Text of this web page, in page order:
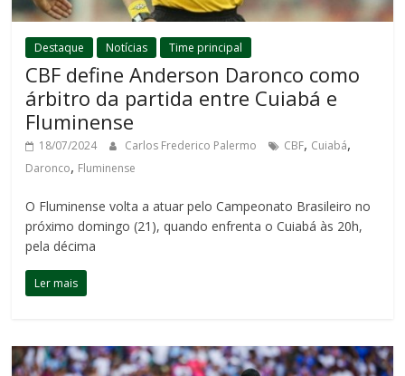
Destaque Notícias Time principal
CBF define Anderson Daronco como
árbitro da partida entre Cuiabá e
Fluminense
18/07/2024 Carlos Frederico Palermo CBF, Cuiabá,
Daronco, Fluminense
O Fluminense volta a atuar pelo Campeonato Brasileiro no
próximo domingo (21), quando enfrenta o Cuiabá às 20h,
pela décima
Ler mais